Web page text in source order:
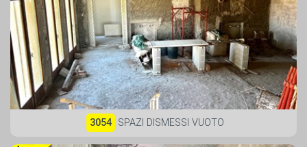
3054 SPAZI DISMESSI VUOTO